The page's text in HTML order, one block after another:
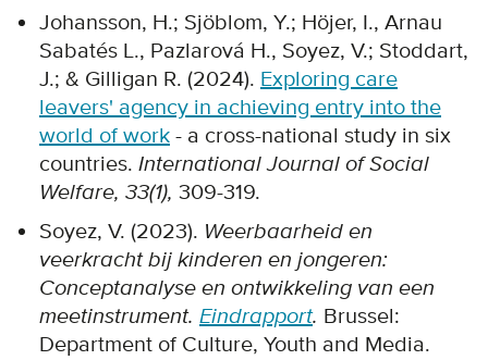
Johansson, H.; Sjöblom, Y.; Höjer, I., Arnau
Sabatés L., Pazlarová H., Soyez, V.; Stoddart,
J.; & Gilligan R. (2024). Exploring care
leavers' agency in achieving entry into the
world of work - a cross-national study in six
countries. International Journal of Social
Welfare, 33(1), 309-319.
Soyez, V. (2023). Weerbaarheid en
veerkracht bij kinderen en jongeren:
Conceptanalyse en ontwikkeling van een
meetinstrument. Eindrapport. Brussel:
Department of Culture, Youth and Media.